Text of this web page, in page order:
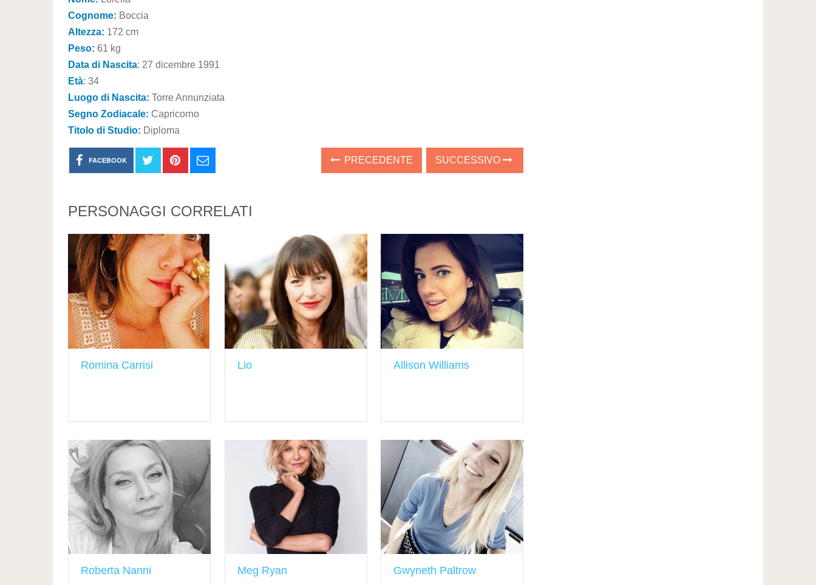
Cognome: Boccia
Altezza: 172 cm
Peso: 61 kg
Data di Nascita: 27 dicembre 1991
Età: 34
Luogo di Nascita: Torre Annunziata
Segno Zodiacale: Capricorno
Titolo di Studio: Diploma
FACEBOOK PRECEDENTE SUCCESSIVO
PERSONAGGI CORRELATI
Romina Carrisi Lio Allison Williams
Roberta Nanni Meg Ryan Gwyneth Paltrow